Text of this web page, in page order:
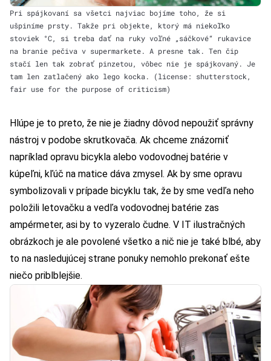
Pri spájkovaní sa všetci najviac bojíme toho, že si
ušpiníme prsty. Takže pri objekte, ktorý má niekoľko
stoviek °C, si treba dať na ruky voľné „sáčkové“ rukavice
na branie pečiva v supermarkete. A presne tak. Ten čip
stačí len tak zobrať pinzetou, vôbec nie je spájkovaný. Je
tam len zatlačený ako lego kocka. (license: shutterstock,
fair use for the purpose of criticism)
Hlúpe je to preto, že nie je žiadny dôvod nepoužiť správny
nástroj v podobe skrutkovača. Ak chceme znázorniť
napríklad opravu bicykla alebo vodovodnej batérie v
kúpeľni, kľúč na matice dáva zmysel. Ak by sme opravu
symbolizovali v prípade bicyklu tak, že by sme vedľa neho
položili letovačku a vedľa vodovodnej batérie zas
ampérmeter, asi by to vyzeralo čudne. V IT ilustračných
obrázkoch je ale povolené všetko a nič nie je také blbé, aby
to na nasledujúcej strane ponuky nemohlo prekonať ešte
niečo priblblejšie.